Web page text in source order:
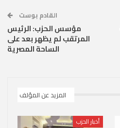
القادم بوست
مؤسس الحزب: الرئيس
المرتقب لم يظهر بعد على
الساحة المصرية
المزيد عن المؤلف
أخبار الحزب